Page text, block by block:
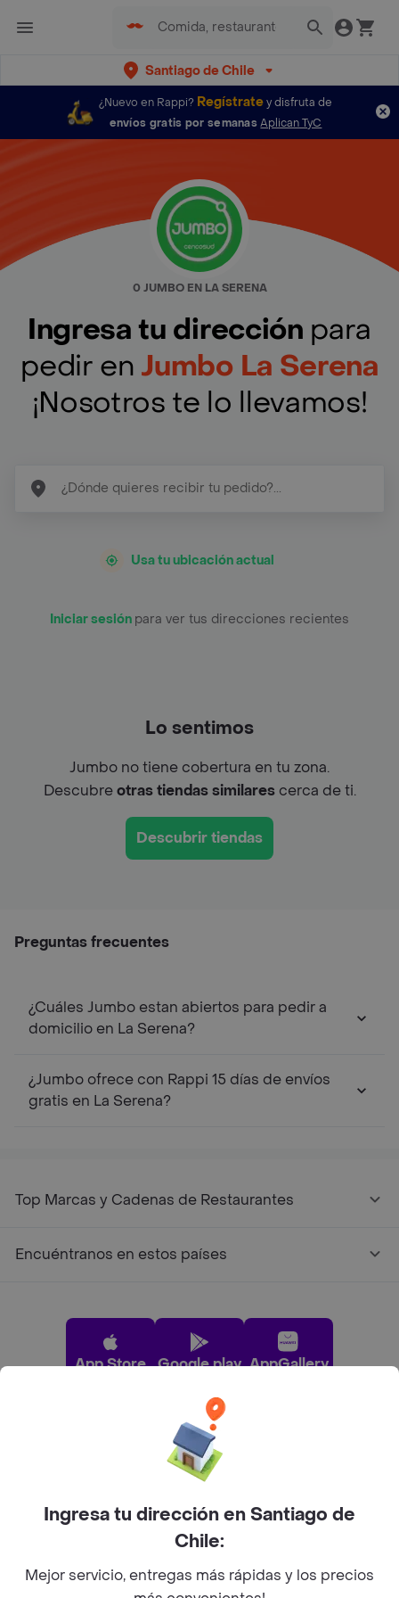
Santiago de Chile
¿Nuevo en Rappi? Regístratey disfruta de
envíos gratis por semanas Aplican TyC
0 JUMBO EN LA SERENA
Ingresa tu dirección para
pedir en Jumbo La Serena
¡Nosotros te lo llevamos!
Usa tu ubicación actual
Iniciar sesión para ver tus direcciones recientes
Lo sentimos
Jumbo no tiene cobertura en tu zona.
Descubreotras tiendas similarescerca de ti.
Descubrir tiendas
Preguntas frecuentes
¿Cuáles Jumbo estan abiertos para pedir a
domicilio en La Serena?
¿Jumbo ofrece con Rappi 15 días de envíos
gratis en La Serena?
Top Marcas y Cadenas de Restaurantes
Encuéntranos en estos países
App Store Google play AppGallery
Pide tu comida favorita cerca de ti
Categorías
Ingresa tu dirección en Santiago de
Chile:
Mejor servicio, entregas más rápidas y los precios